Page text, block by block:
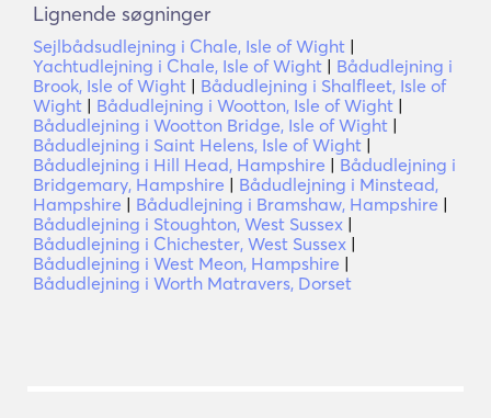
Lignende søgninger
Sejlbådsudlejning i Chale, Isle of Wight |
Yachtudlejning i Chale, Isle of Wight | Bådudlejning i
Brook, Isle of Wight | Bådudlejning i Shalfleet, Isle of
Wight | Bådudlejning i Wootton, Isle of Wight |
Bådudlejning i Wootton Bridge, Isle of Wight |
Bådudlejning i Saint Helens, Isle of Wight |
Bådudlejning i Hill Head, Hampshire | Bådudlejning i
Bridgemary, Hampshire | Bådudlejning i Minstead,
Hampshire | Bådudlejning i Bramshaw, Hampshire |
Bådudlejning i Stoughton, West Sussex |
Bådudlejning i Chichester, West Sussex |
Bådudlejning i West Meon, Hampshire |
Bådudlejning i Worth Matravers, Dorset